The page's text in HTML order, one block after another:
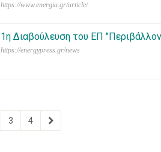
https://www.energia.gr/article/
1η Διαβούλευση του ΕΠ
https://energypress.gr/news
3 4